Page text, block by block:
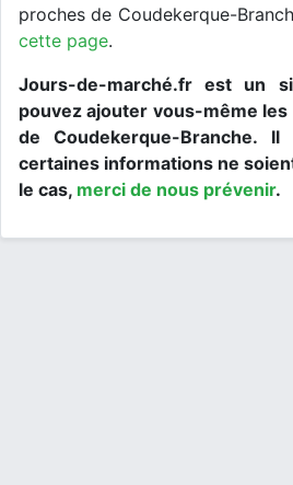
proches de Coudekerque-
cette page.
Jours-de-marché.fr est un
pouvez ajouter vous-même
de Coudekerque-Branche.
certaines informations ne
le cas, merci de nous prévenir.